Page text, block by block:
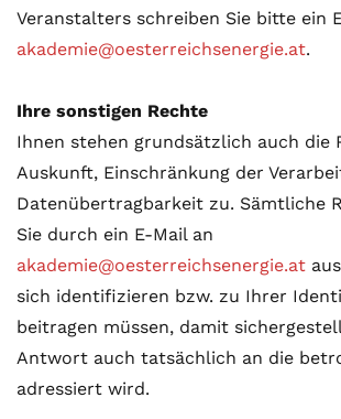
Veranstalters schreiben Sie bitte ein
akademie@oesterreichsenergie.at.
Ihre sonstigen Rechte
Ihnen stehen grundsätzlich auch die
Auskunft, Einschränkung der
Datenübertragbarkeit zu. Sämtliche
Sie durch ein E-Mail an
akademie@oesterreichsenergie.at
sich identifizieren bzw. zu Ihrer
beitragen müssen, damit
Antwort auch tatsächlich an die
adressiert wird.